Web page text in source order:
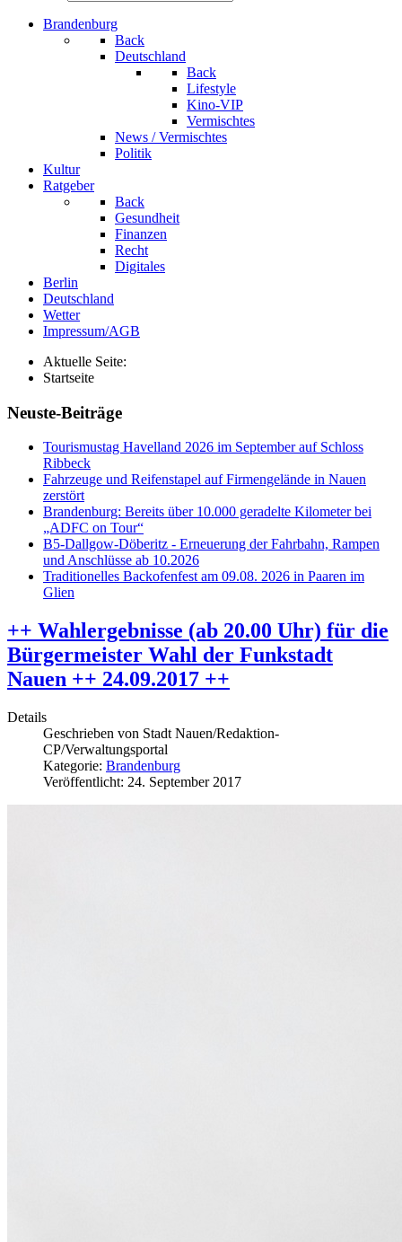
Brandenburg
Back
Deutschland
Back
Lifestyle
Kino-VIP
Vermischtes
News / Vermischtes
Politik
Kultur
Ratgeber
Back
Gesundheit
Finanzen
Recht
Digitales
Berlin
Deutschland
Wetter
Impressum/AGB
Aktuelle Seite:
Startseite
Neuste-Beiträge
Tourismustag Havelland 2026 im September auf Schloss
Ribbeck
Fahrzeuge und Reifenstapel auf Firmengelände in Nauen
zerstört
Brandenburg: Bereits über 10.000 geradelte Kilometer bei
„ADFC on Tour“
B5-Dallgow-Döberitz - Erneuerung der Fahrbahn, Rampen
und Anschlüsse ab 10.2026
Traditionelles Backofenfest am 09.08. 2026 in Paaren im
Glien
++ Wahlergebnisse (ab 20.00 Uhr) für die
Bürgermeister Wahl der Funkstadt
Nauen ++ 24.09.2017 ++
Details
Geschrieben von Stadt Nauen/Redaktion-
CP/Verwaltungsportal
Kategorie: Brandenburg
Veröffentlicht: 24. September 2017